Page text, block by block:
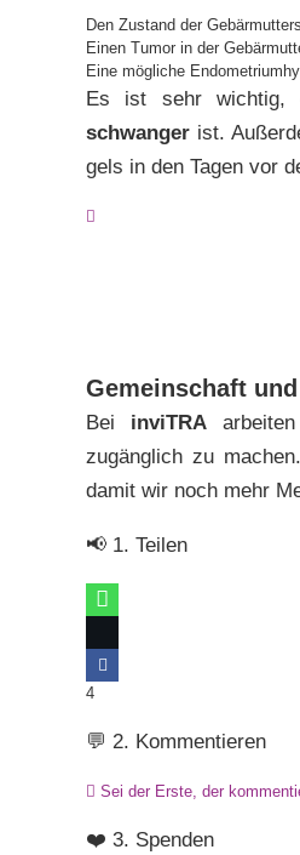
Den Zustand der
Einen Tumor in der
Eine mögliche
Es ist sehr wichtig,
schwanger ist.
gels in den Tagen vor
Gemeinschaft
Bei inviTRA
zugänglich zu
damit wir noch mehr
📢 1. Teilen
4
💬 2. Kommentieren
Sei der Erste, der
❤️ 3. Spenden